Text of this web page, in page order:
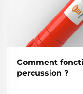
Comment
percussion ?